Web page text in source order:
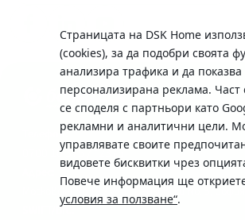
Страницата на DSK Home
(cookies), за да подобри своята
анализира трафика и да показва
персонализирана реклама.
се споделя с партньори като
рекламни и аналитични цели.
управлявате своите
видовете бисквитки чрез
Повече информация ще
условия за ползване“.
Телефон:
0700 10 375 / *2375
Московска No.19 / ул. Г. Бенковски No. 5,
SWIFT/BIC: